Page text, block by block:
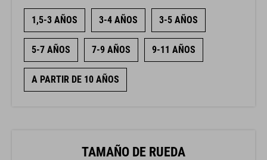
1,5-3 AÑOS 3-4 AÑOS 3-5 AÑOS
5-7 AÑOS 7-9 AÑOS 9-11 AÑOS
A PARTIR DE 10 AÑOS
TAMAÑO DE RUEDA